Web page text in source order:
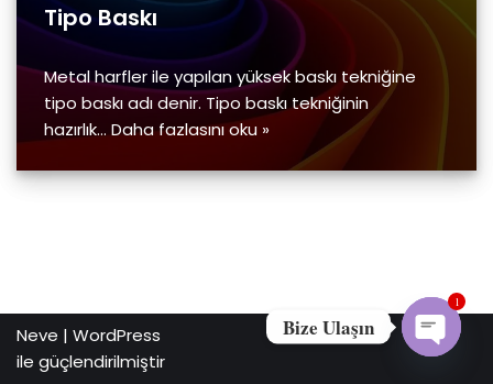
Tipo Baskı
Metal harfler ile yapılan yüksek baskı tekniğine
tipo baskı adı denir. Tipo baskı tekniğinin
hazırlık… Daha fazlasını oku »
Neve | WordPress
ile güçlendirilmiştir
Bize Ulaşın
1